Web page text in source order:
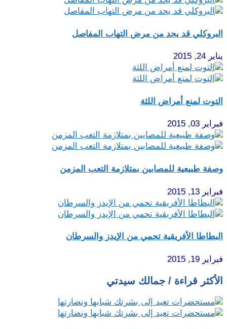
البروكلي قد يحد من مرض التهاب المفاصل
يناير 24, 2015
التوت لمنع أمراض اللثة
فبراير 03, 2015
وصفة طبيعية للمصابين بمتلازمة التعب المزمن
فبراير 13, 2015
البطاطا الأفريقية تحمي من الإيدز والسرطان
فبراير 19, 2015
الأكثر قراءة / جمالك سيدتي